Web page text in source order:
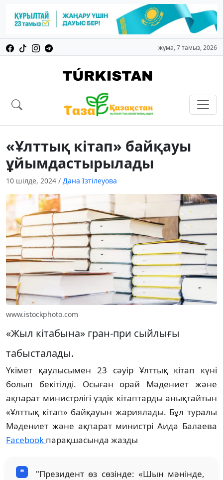
жұма, 7 тамыз, 2026
«Ұлттық кітап» байқауы
ұйымдастырылады
10 шілде, 2024 / Дана Ізтілеуова
www.istockphoto.com
«Жыл кітабына» гран-при сыйлығы
табысталады.
Үкімет қаулысымен 23 сәуір Ұлттық кітап күні
болып бекітілді. Осыған орай Мәдениет және
ақпарат министрлігі үздік кітаптарды анықтайтын
«Ұлттық кітап» байқауын жариялады. Бұл туралы
Мәдениет және ақпарат министрі Аида Балаева
Facebook парақшасында жазды
"Президент өз сөзінде: «Шын мәнінде,